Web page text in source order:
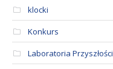
klocki
Konkurs
Laboratoria Przyszłości